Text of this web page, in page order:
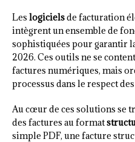
Les logicielsde facturation
intègrent un ensemble de
sophistiquées pour garantir
2026. Ces outils ne se
factures numériques, mais
processus dans le respect
Au cœur de ces solutions se
des factures au format
simple PDF, une facture